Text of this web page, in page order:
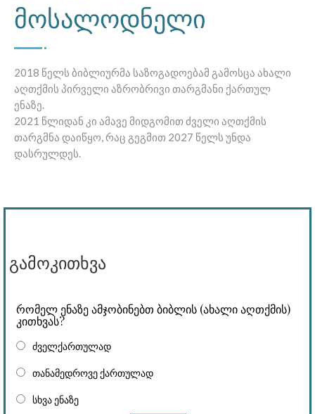
მოსალოდნელი
2018 წელს ბიბლიურმა საზოგადოებამ გამოსცა ახალი
აღთქმის პირველი აზრობრივი თარგმანი ქართულ
ენაზე.
2021 წლიდან კი ამავე მიდგომით ძველი აღთქმის
თარგმნა დაიწყო, რაც გეგმით 2027 წელს უნდა
დასრულდეს.
გამოკითხვა
რომელ ენაზე ამჯობინებთ ბიბლის (ახალი აღთქმის)
კითხვას?
ძველქართულად
თანამედროვე ქართულად
სხვა ენაზე